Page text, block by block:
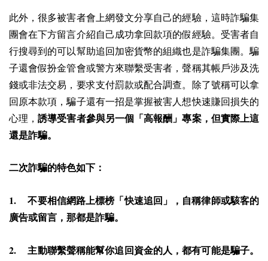
此外，很多被害者會上網發文分享自己的經驗，這時詐騙集
團會在下方留言介紹自己成功拿回款項的假經驗。受害者自
行搜尋到的可以幫助追回加密貨幣的組織也是詐騙集團。騙
子還會假扮金管會或警方來聯繫受害者，聲稱其帳戶涉及洗
錢或非法交易，要求支付罰款或配合調查。除了號稱可以拿
回原本款項，騙子還有一招是掌握被害人想快速賺回損失的
心理，誘導受害者參與另一個「高報酬」專案，但實際上這
還是詐騙。
二次詐騙的特色如下：
1.不要相信網路上標榜「快速追回」，自稱律師或駭客的
廣告或留言，那都是詐騙。
2.主動聯繫聲稱能幫你追回資金的人，都有可能是騙子。